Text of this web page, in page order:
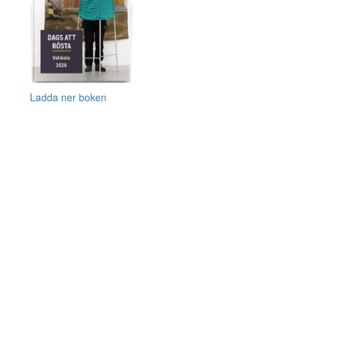
Ladda ner boken